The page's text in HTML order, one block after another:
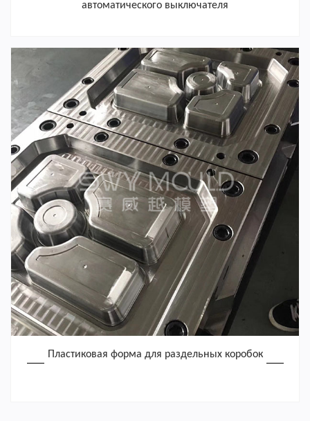
автоматического выключателя
Пластиковая форма для раздельных коробок